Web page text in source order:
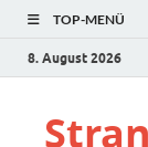
TOP-MENÜ
8. August 2026